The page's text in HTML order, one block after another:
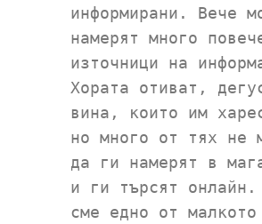
информирани. Вече
намерят много
източници на
Хората отиват,
вина, които им
но много от тях не
да ги намерят в
и ги търсят онлайн.
сме едно от